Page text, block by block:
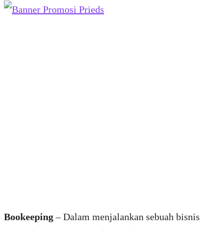
Bookeeping– Dalam menjalankan sebuah bisnis